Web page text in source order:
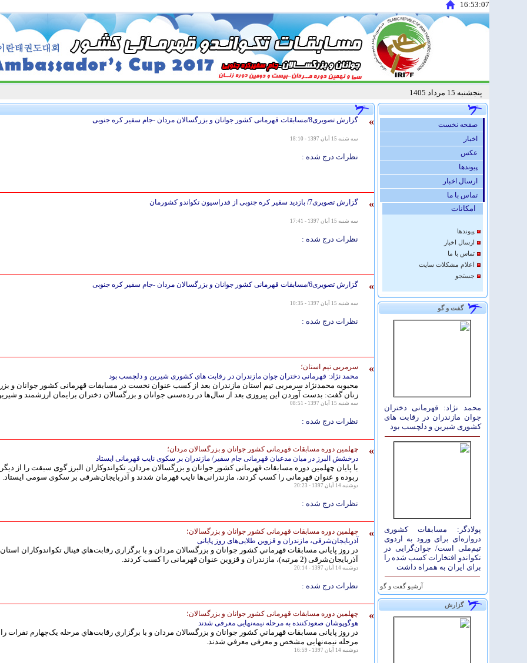
16:53:08
پنجشنبه 15 مرداد 1405
» گزارش تصویری8/مسابقات قهرمانی كشور جوانان و بزرگسالان مردان -جام سفیر کره جنوبی
سه شنبه 15 آبان 1397 - 18:10
نظرات درج شده :
» گزارش تصویری7/ بازدید سفیر کره جنوبی از فدراسیون تکواندو کشورمان
سه شنبه 15 آبان 1397 - 17:41
نظرات درج شده :
» گزارش تصویری6/مسابقات قهرمانی كشور جوانان و بزرگسالان مردان -جام سفیر کره جنوبی
سه شنبه 15 آبان 1397 - 10:35
نظرات درج شده :
»
سرمربی تیم استان؛
محمد نژاد: قهرمانی دختران جوان مازندران در رقابت های کشوری شیرین و دلچسب بود
محبوبه محمدنژاد سرمربی تیم استان مازندران بعد از کسب عنوان نخست در مسابقات قهرمانی کشور جوانان و
زنان گفت: بدست آوردن این پیروزی بعد از سال‌ها در رده‌سنی جوانان و بزرگسالان دختران برایمان ارزشمند و
سه شنبه 15 آبان 1397 - 08:51
نظرات درج شده :
»
چهلمین دوره مسابقات قهرمانی کشور جوانان و بزرگسالان مردان؛
درخشش البرز در میان مدعیان قهرمانی جام سفیر/ مازندران بر سکوی نایب قهرمانی ایستاد
با پایان چهلمین دوره مسابقات قهرمانی کشور جوانان و بزرگسالان مردان، تکواندوکاران البرز گوی سبقت را از
ربوده و عنوان قهرمانی را کسب کردند، مازندرانی‌ها نایب قهرمان شدند و آذربایجان‌شرقی بر سکوی سومی ایستاد.
دوشنبه 14 آبان 1397 - 20:23
نظرات درج شده :
»
چهلمین دوره مسابقات قهرمانی کشور جوانان و بزرگسالان؛
آذربایجان‌شرقی، مازندران و قزوین طلایی‌های روز پایانی
در روز پایانی مسابقات قهرماني كشور جوانان و بزرگسالان مردان و با برگزاري رقابت‌هاي فینال تکواندوکاران
آذربایجان‌شرقی (2 مرتبه)، مازندران و قزوین عنوان قهرمانی را کسب کردند.
دوشنبه 14 آبان 1397 - 20:14
نظرات درج شده :
»
چهلمین دوره مسابقات قهرمانی کشور جوانان و بزرگسالان؛
هوگوپوشان صعودکننده به مرحله نیمه‌نهایی معرفی شدند
در روز پایانی مسابقات قهرماني كشور جوانان و بزرگسالان مردان و با برگزاري رقابت‌هاي مرحله یک‌چهارم نفرات
مرحله نیمه‌نهایی مشخص و معرفی معرفي شدند.
دوشنبه 14 آبان 1397 - 16:59
صفحه نخست
اخبار
عكس
پيوندها
ارسال اخبار
تماس با ما
امكانات
پيوندها
ارسال اخبار
تماس با ما
اعلام مشكلات سايت
جستجو
گفت و گو
محمد نژاد: قهرمانی دختران
جوان مازندران در رقابت های
کشوری شیرین و دلچسب بود
پولادگر: مسابقات کشوری
دروازه‌ای برای ورود به اردوی
تیم‌ملی است/ جوان‌گرایی در
تکواندو افتخارات کسب شده را
برای ایران به همراه داشت
آرشيو گفت و گو
گزارش